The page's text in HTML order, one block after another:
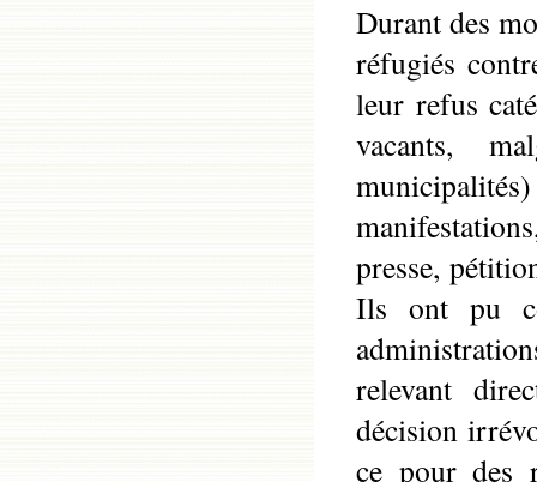
Durant des
réfugiés
leur refus
vacants,
presse,
Ils ont pu
relevant
décision
ce pour des